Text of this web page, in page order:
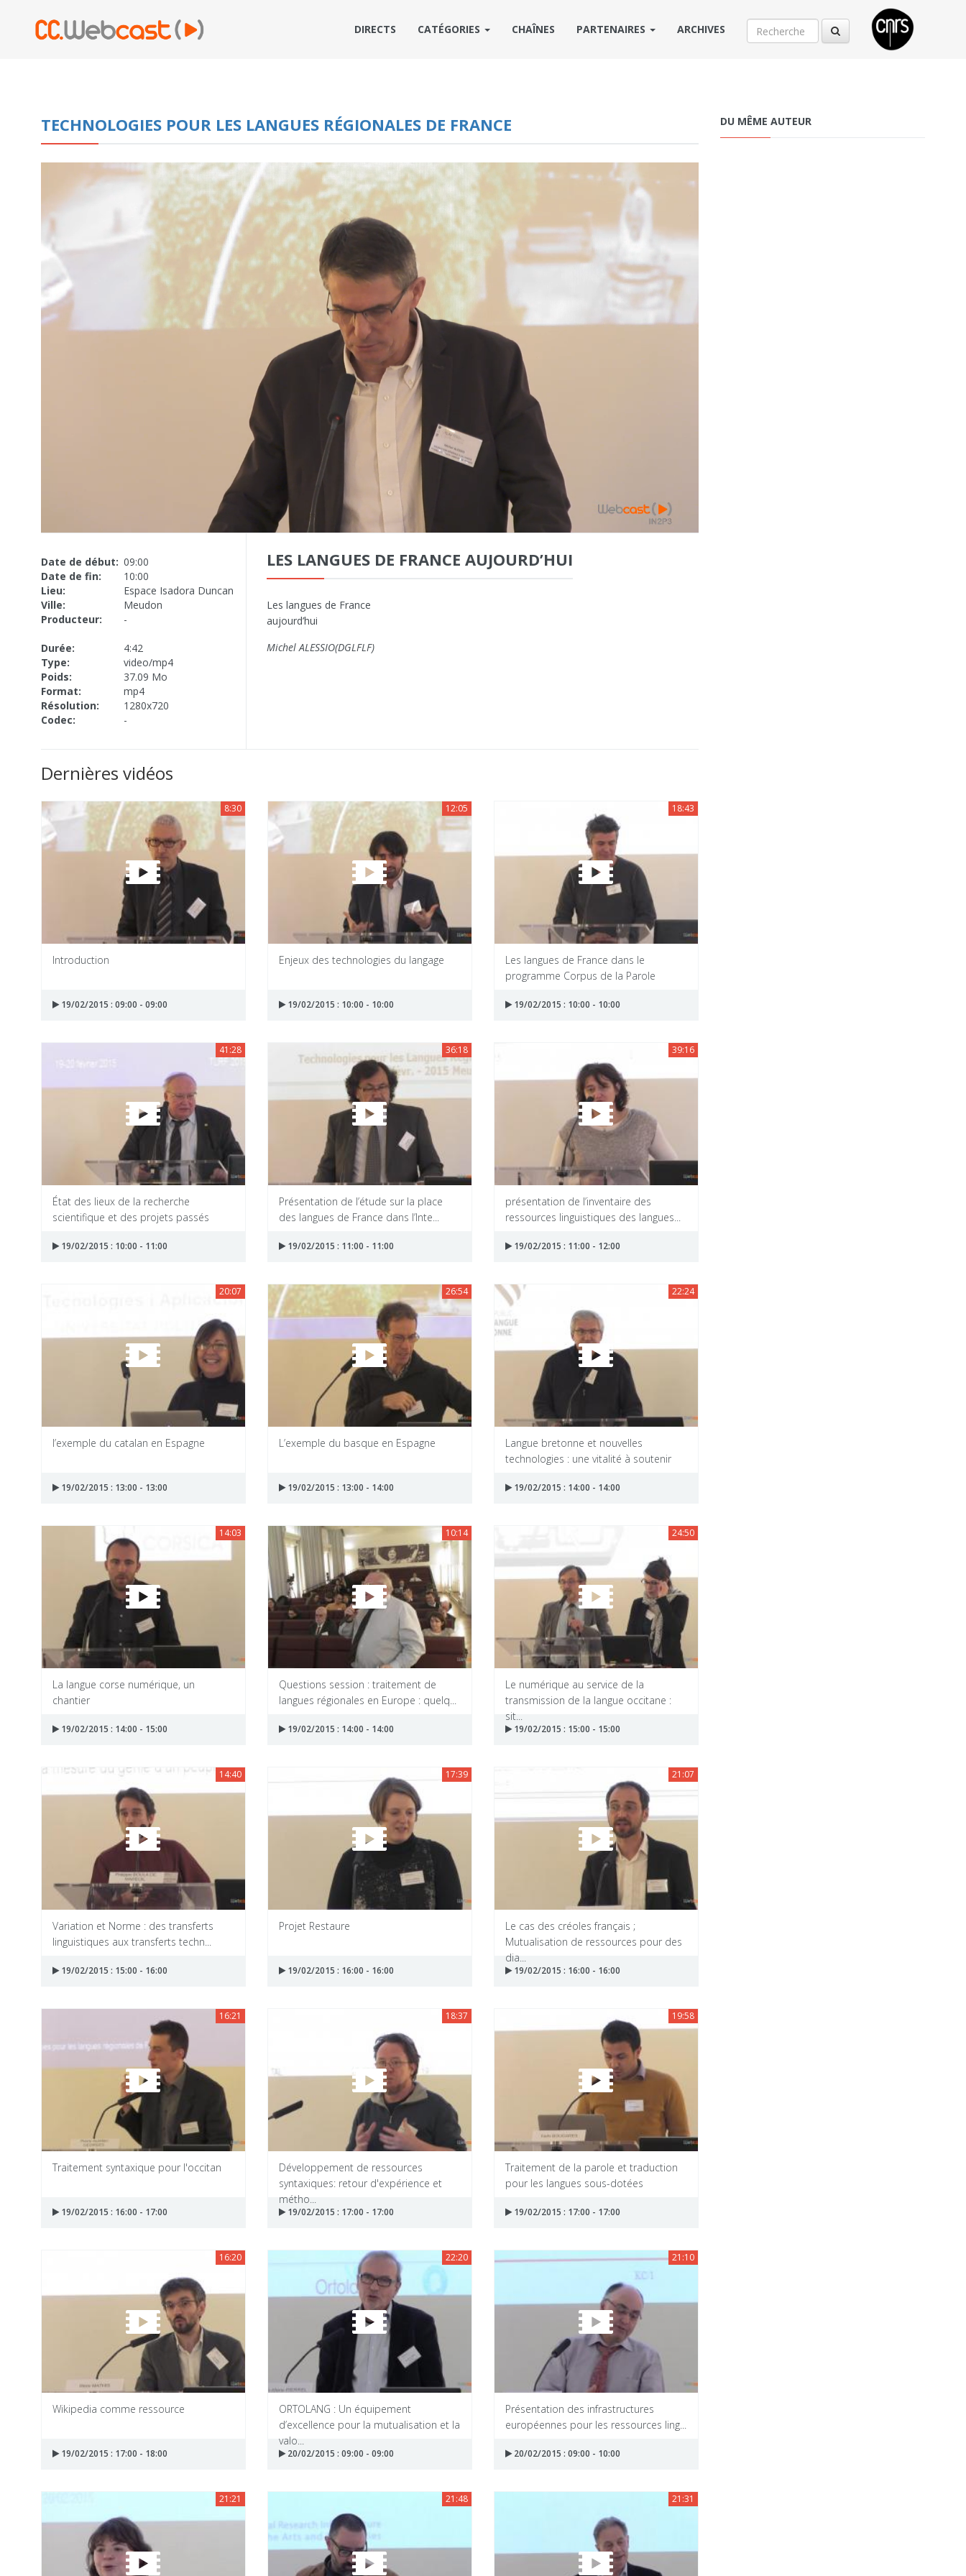
DIRECTS CATÉGORIES CHAÎNES PARTENAIRES ARCHIVES
TECHNOLOGIES POUR LES LANGUES RÉGIONALES DE FRANCE
Date de début: 09:00
Date de fin:
10:00
Lieu:
Espace Isadora Duncan
Ville:
Meudon
Producteur:
-
Durée:
4:42
Type:
video/mp4
Poids:
37.09 Mo
Format:
mp4
Résolution:
1280x720
Codec:
-
LES LANGUES DE FRANCE AUJOURD’HUI
Les langues de France
aujourd’hui
Michel ALESSIO(DGLFLF)
Dernières vidéos
8:30
Introduction
19/02/2015 : 09:00 - 09:00
12:05
Enjeux des technologies du langage
19/02/2015 : 10:00 - 10:00
18:43
Les langues de France dans le
programme Corpus de la Parole
19/02/2015 : 10:00 - 10:00
41:28
État des lieux de la recherche
scientifique et des projets passés
19/02/2015 : 10:00 - 11:00
36:18
Présentation de l’étude sur la place
des langues de France dans l’Inte...
19/02/2015 : 11:00 - 11:00
39:16
présentation de l’inventaire des
ressources linguistiques des langues...
19/02/2015 : 11:00 - 12:00
20:07
l’exemple du catalan en Espagne
19/02/2015 : 13:00 - 13:00
26:54
L’exemple du basque en Espagne
19/02/2015 : 13:00 - 14:00
22:24
Langue bretonne et nouvelles
technologies : une vitalité à soutenir
19/02/2015 : 14:00 - 14:00
14:03
La langue corse numérique, un
chantier
19/02/2015 : 14:00 - 15:00
10:14
Questions session : traitement de
langues régionales en Europe : quelq...
19/02/2015 : 14:00 - 14:00
24:50
Le numérique au service de la
transmission de la langue occitane :
sit...
19/02/2015 : 15:00 - 15:00
14:40
Variation et Norme : des transferts
linguistiques aux transferts techn...
19/02/2015 : 15:00 - 16:00
17:39
Projet Restaure
19/02/2015 : 16:00 - 16:00
21:07
Le cas des créoles français ;
Mutualisation de ressources pour des
dia...
19/02/2015 : 16:00 - 16:00
16:21
Traitement syntaxique pour l'occitan
19/02/2015 : 16:00 - 17:00
18:37
Développement de ressources
syntaxiques: retour d'expérience et
métho...
19/02/2015 : 17:00 - 17:00
19:58
Traitement de la parole et traduction
pour les langues sous-dotées
19/02/2015 : 17:00 - 17:00
16:20
Wikipedia comme ressource
19/02/2015 : 17:00 - 18:00
22:20
ORTOLANG : Un équipement
d’excellence pour la mutualisation et la
valo...
20/02/2015 : 09:00 - 09:00
21:10
Présentation des infrastructures
européennes pour les ressources ling...
20/02/2015 : 09:00 - 10:00
21:21 21:48 21:31
DU MÊME AUTEUR